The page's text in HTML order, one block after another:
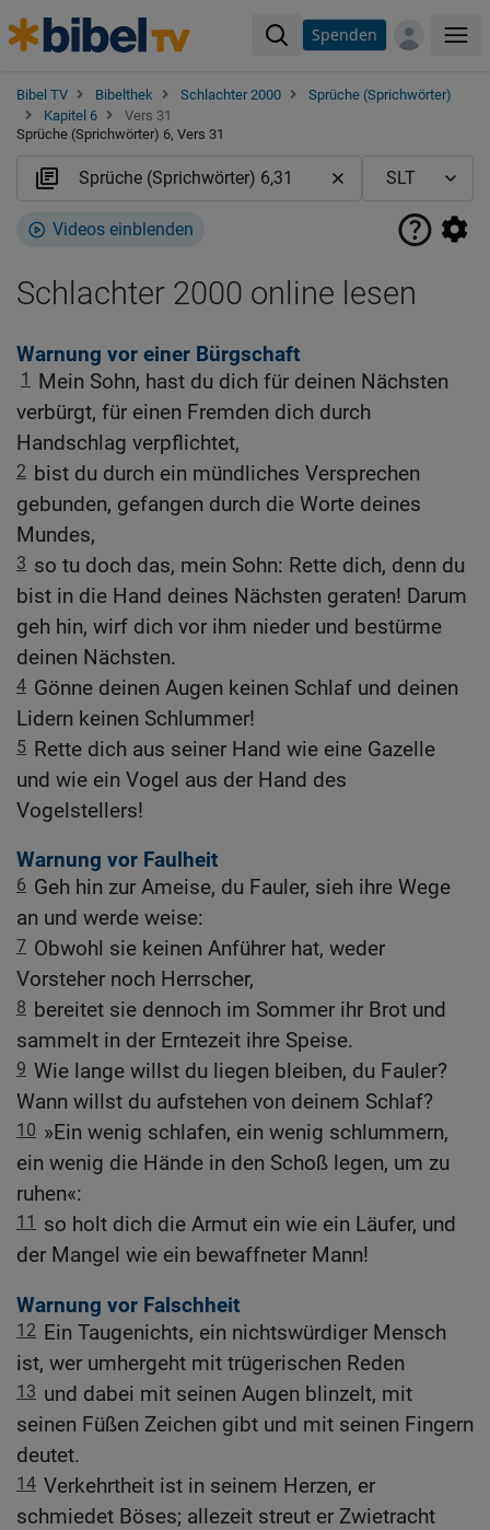
Spenden
Bibel TV Bibelthek Schlachter 2000
Sprüche (Sprichwörter)
Kapitel 6
Vers 31
Sprüche (Sprichwörter) 6, Vers 31
Videos einblenden
Schlachter 2000 online lesen
Warnung vor einer Bürgschaft
1
Mein Sohn, hast du dich für deinen Nächsten
verbürgt, für einen Fremden dich durch
Handschlag verpflichtet,
2 bist du durch ein mündliches Versprechen
gebunden, gefangen durch die Worte deines
Mundes,
3 so tu doch das, mein Sohn: Rette dich, denn du
bist in die Hand deines Nächsten geraten! Darum
geh hin, wirf dich vor ihm nieder und bestürme
deinen Nächsten.
4 Gönne deinen Augen keinen Schlaf und deinen
Lidern keinen Schlummer!
5 Rette dich aus seiner Hand wie eine Gazelle
und wie ein Vogel aus der Hand des
Vogelstellers!
Warnung vor Faulheit
6 Geh hin zur Ameise, du Fauler, sieh ihre Wege
an und werde weise:
7 Obwohl sie keinen Anführer hat, weder
Vorsteher noch Herrscher,
8 bereitet sie dennoch im Sommer ihr Brot und
sammelt in der Erntezeit ihre Speise.
9 Wie lange willst du liegen bleiben, du Fauler?
Wann willst du aufstehen von deinem Schlaf?
10 »Ein wenig schlafen, ein wenig schlummern,
ein wenig die Hände in den Schoß legen, um zu
ruhen«:
11
so holt dich die Armut ein wie ein Läufer, und
der Mangel wie ein bewaffneter Mann!
Warnung vor Falschheit
12 Ein Taugenichts, ein nichtswürdiger Mensch
ist, wer umhergeht mit trügerischen Reden
13 und dabei mit seinen Augen blinzelt, mit
seinen Füßen Zeichen gibt und mit seinen Fingern
deutet.
14 Verkehrtheit ist in seinem Herzen, er
schmiedet Böses; allezeit streut er Zwietracht